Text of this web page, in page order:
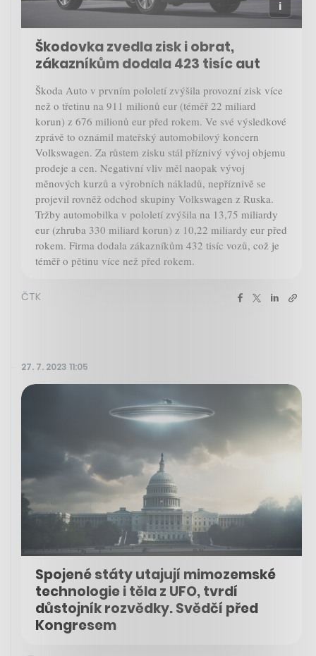
Škodovka zvedla zisk i obrat,
zákazníkům dodala 423 tisíc aut
Škoda Auto v prvním pololetí zvýšila provozní zisk více
než o třetinu na 911 milionů eur (téměř 22 miliard
korun) z 676 milionů eur před rokem. Ve své výsledkové
zprávě to oznámil mateřský automobilový koncern
Volkswagen. Za růstem zisku stál příznivý vývoj objemu
prodeje a cen. Negativní vliv měl naopak vývoj
měnových kurzů a výrobních nákladů, nepříznivě se
projevil rovněž odchod skupiny Volkswagen z Ruska.
Tržby automobilka v pololetí zvýšila na 13,75 miliardy
eur (zhruba 330 miliard korun) z 10,22 miliardy eur před
rokem. Firma dodala zákazníkům 432 tisíc vozů, což je
téměř o pětinu více než před rokem.
ČTK
27. 7. 2023 11:05
Spojené státy utajují mimozemské
technologie i těla z UFO, tvrdí
důstojník rozvědky. Svědčí před
Kongresem